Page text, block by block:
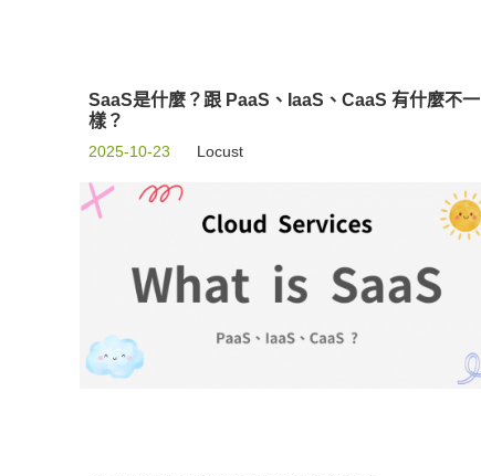
SaaS是什麼？跟 PaaS、IaaS、CaaS 有什麼不一
樣？
2025-10-23 Locust